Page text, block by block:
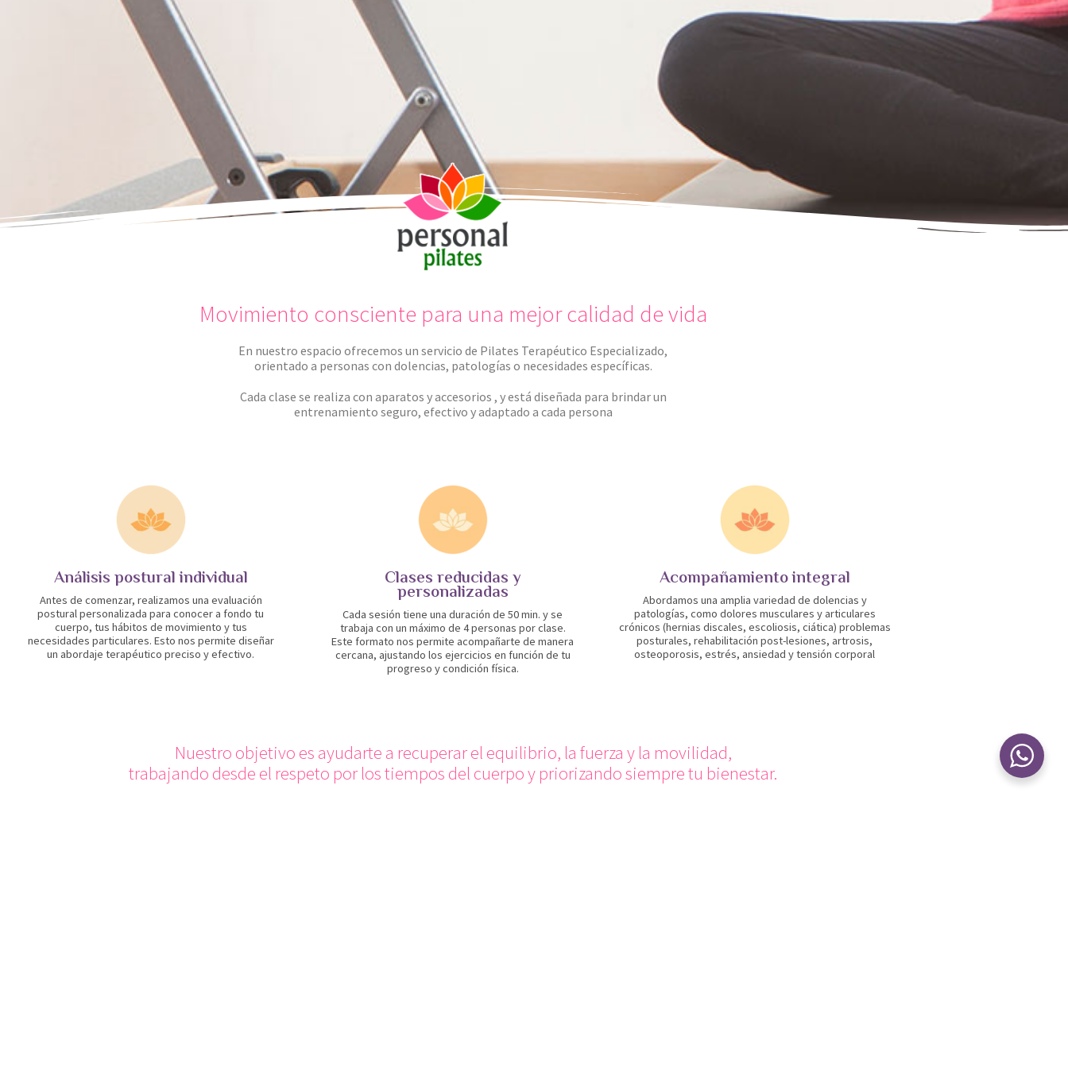
Movimiento consciente para una mejor calidad de vida
En nuestro espacio ofrecemos un servicio de Pilates Terapéutico Especializado,
orientado a personas con dolencias, patologías o necesidades específicas.
Cada clase se realiza con aparatos y accesorios , y está diseñada para brindar un
entrenamiento seguro, efectivo y adaptado a cada persona
Análisis postural individual
Antes de comenzar, realizamos una evaluación
postural personalizada para conocer a fondo tu
cuerpo, tus hábitos de movimiento y tus
necesidades particulares. Esto nos permite diseñar
un abordaje terapéutico preciso y efectivo.
Clases reducidas y
personalizadas
Cada sesión tiene una duración de 50 min. y se
trabaja con un máximo de 4 personas por clase.
Este formato nos permite acompañarte de manera
cercana, ajustando los ejercicios en función de tu
progreso y condición física.
Acompañamiento integral
Abordamos una amplia variedad de dolencias y
patologías, como dolores musculares y articulares
crónicos (hernias discales, escoliosis, ciática) problemas
posturales, rehabilitación post-lesiones, artrosis,
osteoporosis, estrés, ansiedad y tensión corporal
Nuestro objetivo es ayudarte a recuperar el equilibrio, la fuerza y la movilidad,
trabajando desde el respeto por los tiempos del cuerpo y priorizando siempre tu bienestar.